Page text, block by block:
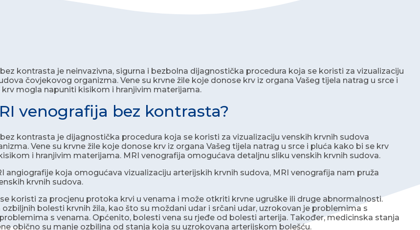
kontrasta je neinvazivna, sigurna i bezbolna dijagnostička procedura koja se koristi za vizualizaciju
čovjekovog organizma. Vene su krvne žile koje donose krv iz organa Vašeg tijela natrag u srce i
krv mogla napuniti kisikom i hranjivim materijama.
venografija bez kontrasta?
kontrasta je dijagnostička procedura koja se koristi za vizualizaciju venskih krvnih sudova
Vene su krvne žile koje donose krv iz organa Vašeg tijela natrag u srce i pluća kako bi se krv
i hranjivim materijama. MRI venografija omogućava detaljnu sliku venskih krvnih sudova.
angiografije koja omogućava vizualizaciju arterijskih krvnih sudova, MRI venografija nam pruža
krvnih sudova.
koristi za procjenu protoka krvi u venama i može otkriti krvne ugruške ili druge abnormalnosti.
ozbiljnih bolesti krvnih žila, kao što su moždani udar i srčani udar, uzrokovan je problemima s
s venama. Općenito, bolesti vena su rjeđe od bolesti arterija. Također, medicinska stanja
obično su manje ozbiljna od stanja koja su uzrokovana arterijskom bolešću.